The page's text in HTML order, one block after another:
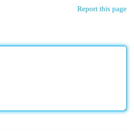
Report this page